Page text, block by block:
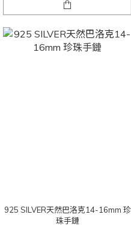
925 SILVER天然巴洛克14-16mm 珍
珠手鏈